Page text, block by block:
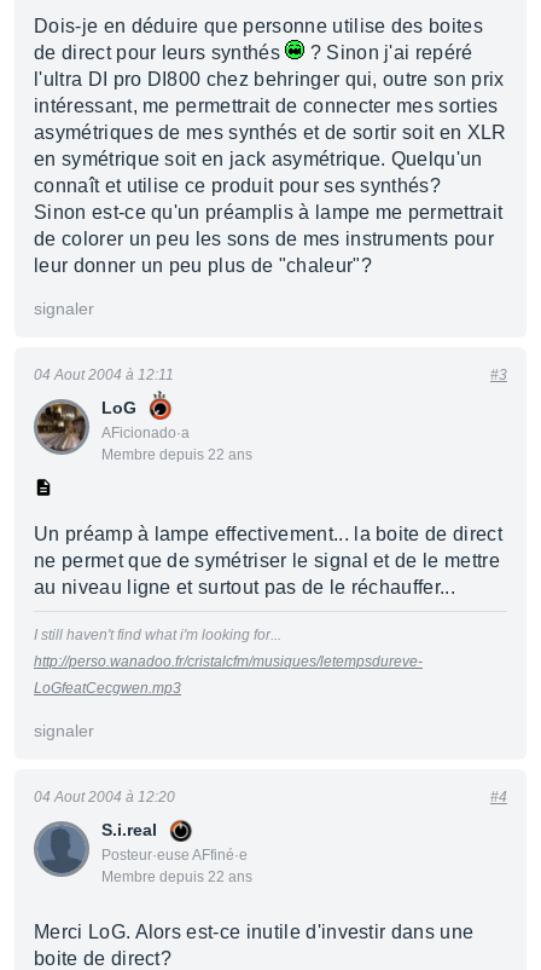
Dois-je en déduire que personne utilise des boites
de direct pour leurs synthés
? Sinon j'ai repéré
l'ultra DI pro DI800 chez behringer qui, outre son prix
intéressant, me permettrait de connecter mes sorties
asymétriques de mes synthés et de sortir soit en XLR
en symétrique soit en jack asymétrique. Quelqu'un
connaît et utilise ce produit pour ses synthés?
Sinon est-ce qu'un préamplis à lampe me permettrait
de colorer un peu les sons de mes instruments pour
leur donner un peu plus de "chaleur"?
signaler
LoG
AFicionado·a
Membre depuis 22 ans
04 Aout 2004 à 12:11 #3
Un préamp à lampe effectivement... la boite de direct
ne permet que de symétriser le signal et de le mettre
au niveau ligne et surtout pas de le réchauffer...
I still haven't find what i'm looking for...
http://perso.wanadoo.fr/cristalcfm/musiques/letempsdureve-
LoGfeatCecgwen.mp3
signaler
S.i.real
Posteur·euse AFfiné·e
Membre depuis 22 ans
04 Aout 2004 à 12:20 #4
Merci LoG. Alors est-ce inutile d'investir dans une
boite de direct?